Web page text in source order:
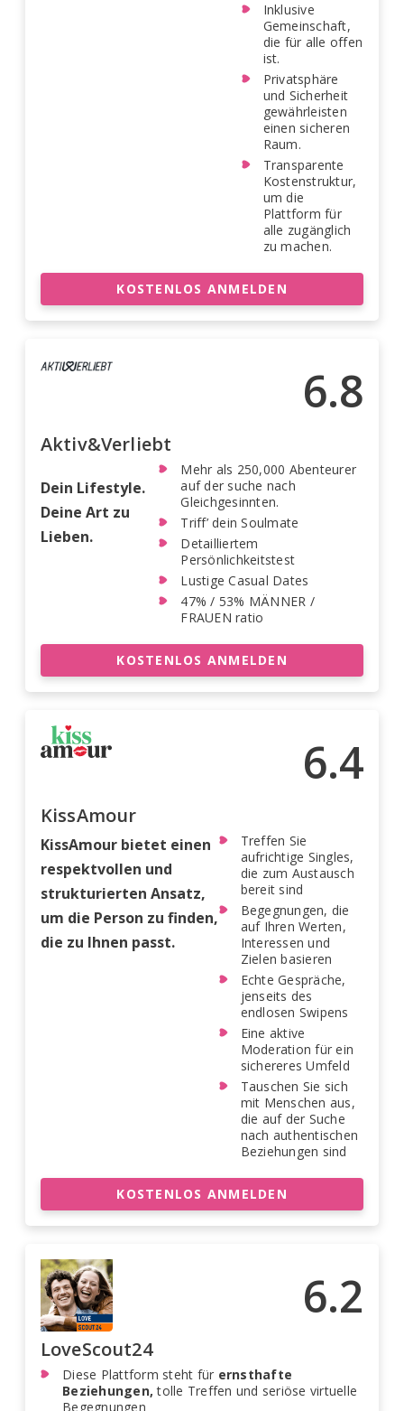
Inklusive
Gemeinschaft,
die für alle offen
ist.
Privatsphäre
und Sicherheit
gewährleisten
einen sicheren
Raum.
Transparente
Kostenstruktur,
um die
Plattform für
alle zugänglich
zu machen.
KOSTENLOS ANMELDEN
6.8
Aktiv&Verliebt
Dein Lifestyle.
Deine Art zu
Lieben.
Mehr als 250,000 Abenteurer
auf der suche nach
Gleichgesinnten.
Triff’ dein Soulmate
Detailliertem
Persönlichkeitstest
Lustige Casual Dates
47% / 53% MÄNNER /
FRAUEN ratio
KOSTENLOS ANMELDEN
6.4
KissAmour
KissAmour bietet einen
respektvollen und
strukturierten Ansatz,
um die Person zu finden,
die zu Ihnen passt.
Treffen Sie
aufrichtige Singles,
die zum Austausch
bereit sind
Begegnungen, die
auf Ihren Werten,
Interessen und
Zielen basieren
Echte Gespräche,
jenseits des
endlosen Swipens
Eine aktive
Moderation für ein
sichereres Umfeld
Tauschen Sie sich
mit Menschen aus,
die auf der Suche
nach authentischen
Beziehungen sind
KOSTENLOS ANMELDEN
6.2
LoveScout24
Diese Plattform steht für ernsthafte
Beziehungen, tolle Treffen und seriöse virtuelle
Begegnungen